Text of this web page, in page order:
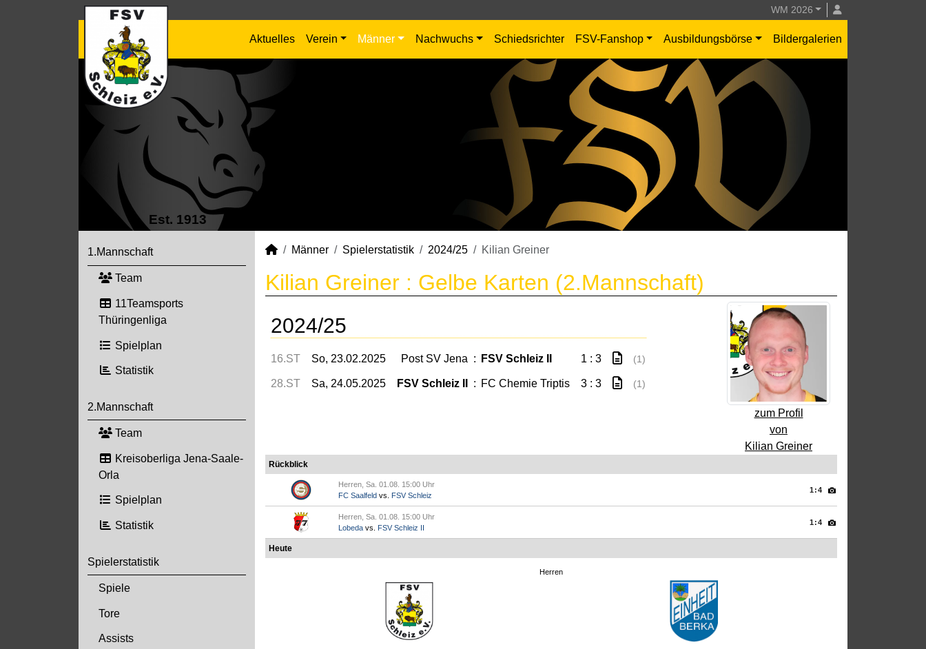
WM 2026
Aktuelles Verein Männer Nachwuchs Schiedsrichter FSV-Fanshop Ausbildungsbörse Bildergalerien
Est. 1913
1.Mannschaft
Team
11Teamsports
Thüringenliga
Spielplan
Statistik
2.Mannschaft
Team
Kreisoberliga Jena-Saale-
Orla
Spielplan
Statistik
Spielerstatistik
Spiele
Tore
Assists
Männer Spielerstatistik 2024/25 Kilian Greiner
Kilian Greiner : Gelbe Karten (2.Mannschaft)
zum Profil
von
Kilian Greiner
2024/25
16.ST So, 23.02.2025 Post SV Jena : FSV Schleiz II 1 : 3 (1)
28.ST Sa, 24.05.2025 FSV Schleiz II : FC Chemie Triptis 3 : 3 (1)
Rückblick
Herren, Sa. 01.08. 15:00 Uhr
FC Saalfeld vs. FSV Schleiz
1:4
Herren, Sa. 01.08. 15:00 Uhr
Lobeda vs. FSV Schleiz II
1:4
Heute
Herren